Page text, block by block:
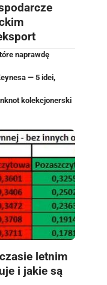
naprawdę
— 5 idei,
kolekcjonerski
letnim
i jakie są